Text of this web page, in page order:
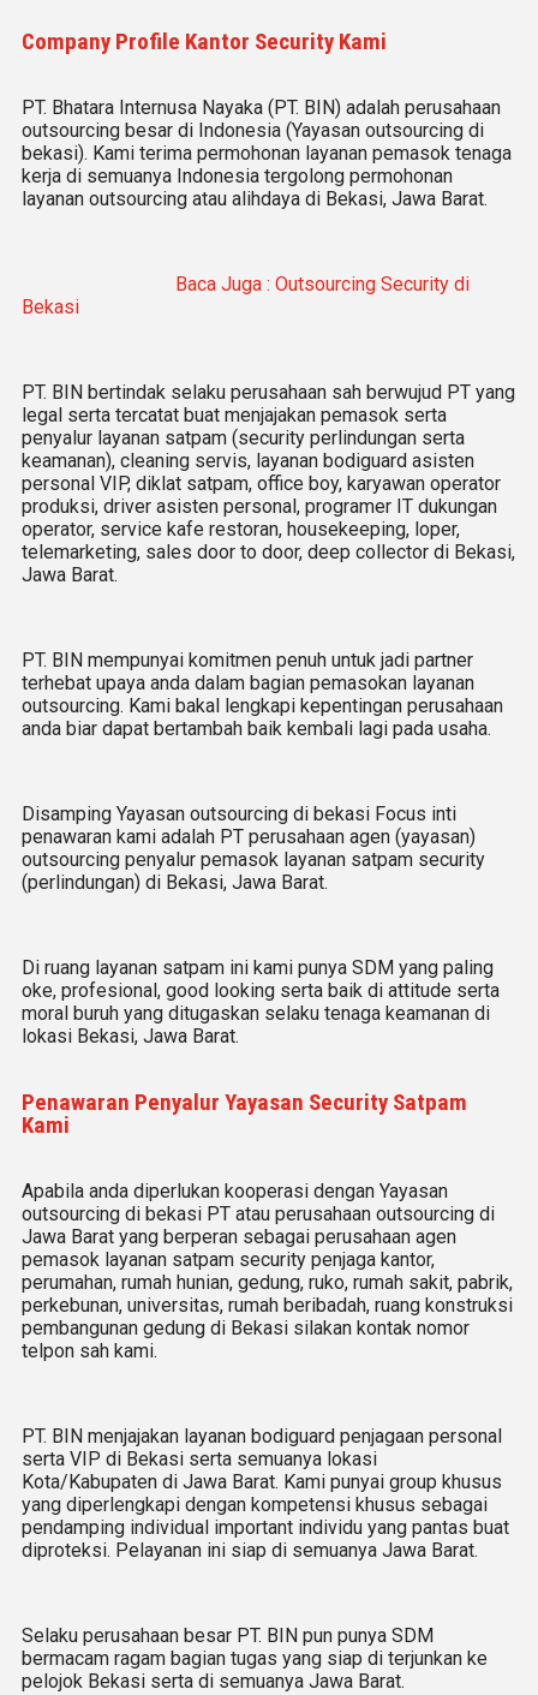
Company Profile Kantor Security Kami
PT. Bhatara Internusa Nayaka (PT. BIN) adalah perusahaan
outsourcing besar di Indonesia (Yayasan outsourcing di
bekasi). Kami terima permohonan layanan pemasok tenaga
kerja di semuanya Indonesia tergolong permohonan
layanan outsourcing atau alihdaya di Bekasi, Jawa Barat.
Baca Juga : Outsourcing Security di
Bekasi
PT. BIN bertindak selaku perusahaan sah berwujud PT yang
legal serta tercatat buat menjajakan pemasok serta
penyalur layanan satpam (security perlindungan serta
keamanan), cleaning servis, layanan bodiguard asisten
personal VIP, diklat satpam, office boy, karyawan operator
produksi, driver asisten personal, programer IT dukungan
operator, service kafe restoran, housekeeping, loper,
telemarketing, sales door to door, deep collector di Bekasi,
Jawa Barat.
PT. BIN mempunyai komitmen penuh untuk jadi partner
terhebat upaya anda dalam bagian pemasokan layanan
outsourcing. Kami bakal lengkapi kepentingan perusahaan
anda biar dapat bertambah baik kembali lagi pada usaha.
Disamping Yayasan outsourcing di bekasi Focus inti
penawaran kami adalah PT perusahaan agen (yayasan)
outsourcing penyalur pemasok layanan satpam security
(perlindungan) di Bekasi, Jawa Barat.
Di ruang layanan satpam ini kami punya SDM yang paling
oke, profesional, good looking serta baik di attitude serta
moral buruh yang ditugaskan selaku tenaga keamanan di
lokasi Bekasi, Jawa Barat.
Penawaran Penyalur Yayasan Security Satpam
Kami
Apabila anda diperlukan kooperasi dengan Yayasan
outsourcing di bekasi PT atau perusahaan outsourcing di
Jawa Barat yang berperan sebagai perusahaan agen
pemasok layanan satpam security penjaga kantor,
perumahan, rumah hunian, gedung, ruko, rumah sakit, pabrik,
perkebunan, universitas, rumah beribadah, ruang konstruksi
pembangunan gedung di Bekasi silakan kontak nomor
telpon sah kami.
PT. BIN menjajakan layanan bodiguard penjagaan personal
serta VIP di Bekasi serta semuanya lokasi
Kota/Kabupaten di Jawa Barat. Kami punyai group khusus
yang diperlengkapi dengan kompetensi khusus sebagai
pendamping individual important individu yang pantas buat
diproteksi. Pelayanan ini siap di semuanya Jawa Barat.
Selaku perusahaan besar PT. BIN pun punya SDM
bermacam ragam bagian tugas yang siap di terjunkan ke
pelojok Bekasi serta di semuanya Jawa Barat.